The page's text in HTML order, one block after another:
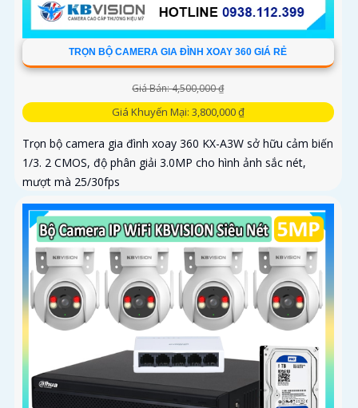
TRỌN BỘ CAMERA GIA ĐÌNH XOAY 360 GIÁ RẺ
Giá Bán: 4,500,000 ₫
Giá Khuyến Mại: 3,800,000 ₫
Trọn bộ camera gia đình xoay 360 KX-A3W sở hữu cảm biến
1/3. 2 CMOS, độ phân giải 3.0MP cho hình ảnh sắc nét,
mượt mà 25/30fps